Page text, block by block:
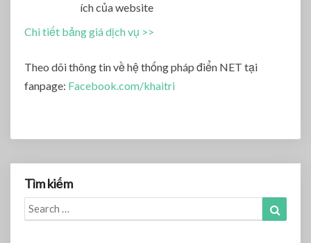
ích của website
Chi tiết bảng giá dịch vụ >>
Theo dõi thông tin về hệ thống pháp điển NET tại
fanpage: Facebook.com/khaitri
Tìm kiếm
Search
for: